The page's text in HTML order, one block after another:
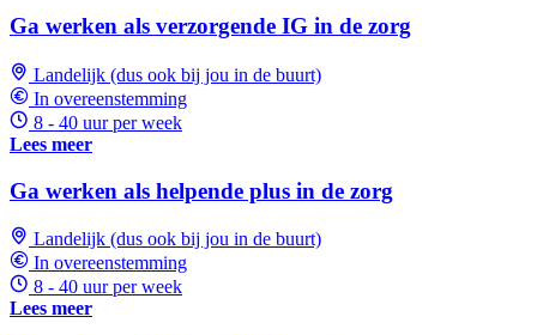
Ga werken als verzorgende IG in de zorg
Landelijk (dus ook bij jou in de buurt)
In overeenstemming
8 - 40 uur per week
Lees meer
Ga werken als helpende plus in de zorg
Landelijk (dus ook bij jou in de buurt)
In overeenstemming
8 - 40 uur per week
Lees meer